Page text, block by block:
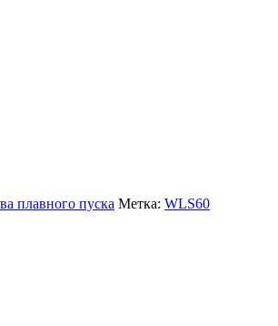
плавного пуска Метка: WLS60